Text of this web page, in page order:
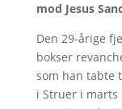
mod Jesus
Den 29-årige
bokser
som han tabte
i Struer i marts